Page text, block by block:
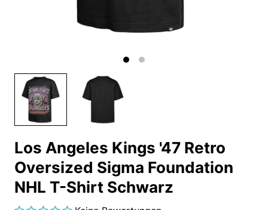
Los Angeles Kings '47 Retro
Oversized Sigma Foundation
NHL T-Shirt Schwarz